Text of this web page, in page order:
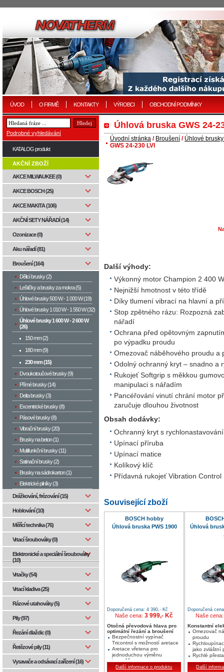
ÚVOD O FIRMĚ KONTAKTY VÝROBCI OBCHODNÍ PODMÍNKY
Úhlová bruska GWS 24-
Úvodní stránka / Broušení / Úhlové
GWS 24-230 LVI
Další výhody:
Výkonný motor Champion 2 400
Nejnižší hmotnost v této třídě
Díky tlumení vibrací na hlavní a
Stop zpětného rázu: Rozpozná
nářadí
Ochrana před opětovným
po výpadku proudu
Omezovač náběhového proudu a
Odolný ochranný kryt – snadno a
Rukojeť Softgrip s měkkou
manipulaci s nářadím
Pancéřování vinutí chrání motor
zaručuje dlouhou životnost
Obsah dodávky:
Ochranný kryt s
Upínací příruba
Upínací matice
Kolíkový klíč
Přídavná rukojeť Vibration Control
Související zboží
BOSCH hobby
Úhlová bruska PWS 1900
Doporučená cena: 4 390,- Kč
Naše cena: 3 999,- Kč
Otočná převodová hlava pro
optimální řezání a broušení
Bezpečnostní vypínač
Tricontrol s možností aretace
Aretace vřetena pro
jednoduchou výměnu
kotoučů
Tři upevňovací závity pro
Další informace o produktu
Úhlová
Doporučená
Naše
Konstantní
Omezovač
proudu
jako zvláštní
Rychlé
ochranného
nástrojů
Další
Podrobné vyhledávání
KATALOG produkt
AKČNÍ ZBOŽÍ
AKCE MILWAUKEE (0)
AKCE BOSCH (25)
AKCE MAKITA (106)
AKČNÍ SETY NÁŘADÍ (14)
Ozonizace (0)
Aku nářadí (81)
Broušení (164)
Dělicí brusky (2)
Leštičky a brusky za mokra (5)
Úhlové brusky 500 W­ - 1 000 W (19)
Úhlové brusky 1 010 W - 1 550 W (32)
Úhlové brusky 1 600 W - 2 600 W
(26)
150 mm (2)
180 mm (9)
230 mm (15)
Dvoukotoučové brusky (9)
Přímé brusky (14)
Delta brusky (3)
Excentrické brusky (8)
Pásové brusky (8)
Vibrační brusky (20)
Brusky na beton (1)
Multifunkční brusky (11)
Satinační brusky (2)
Brusky na sádrokarton (1)
Elektrické pilníky (3)
Drážkování, frézování (15)
Hoblování (10)
Měřící technika (76)
Vrtací šroubováky (0)
Elektronické a speciální šroubováky
(10)
Vrtačky (54)
Vrtací kladiva (25)
Rázové utahováky (5)
Pily (97)
Řezání dlaždic (0)
Řetězové pily (11)
Vysavače a odsávací zařízení (16)